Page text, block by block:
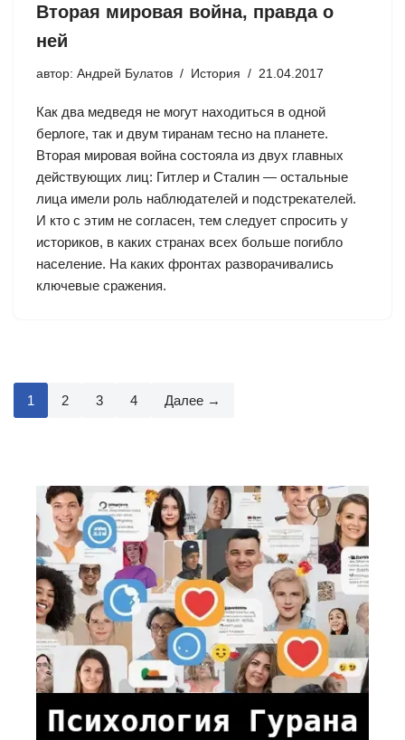
Вторая мировая война, правда о
ней
автор: Андрей Булатов История 21.04.2017
Как два медведя не могут находиться в одной
берлоге, так и двум тиранам тесно на планете.
Вторая мировая война состояла из двух главных
действующих лиц: Гитлер и Сталин — остальные
лица имели роль наблюдателей и подстрекателей.
И кто с этим не согласен, тем следует спросить у
историков, в каких странах всех больше погибло
население. На каких фронтах разворачивались
ключевые сражения.
1 2 3 4 Далее →